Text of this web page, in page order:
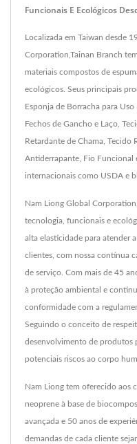
Funcionais E Ecológicos
Localizada em Taiwan desde
Corporation,Tainan Branch
materiais compostos de
ecológicos. Seus principais
Esponja de Borracha para
Fechos de Gancho e Laço,
Retardante de Chama, Tecido
Antiderrapante, Fio Funcional
internacionais como USDA e
Nam Liong Global
tecnologia, funcionais e
alta elasticidade para atender
clientes, com nossa contínua
de serviço. Com mais de 45
à proteção ambiental e
conformidade com a
Seguindo o conceito de
desenvolvimento de produtos
potenciais riscos ao corpo
Nam Liong tem oferecido aos
neoprene à base de
avançada e 50 anos de
demandas de cada cliente